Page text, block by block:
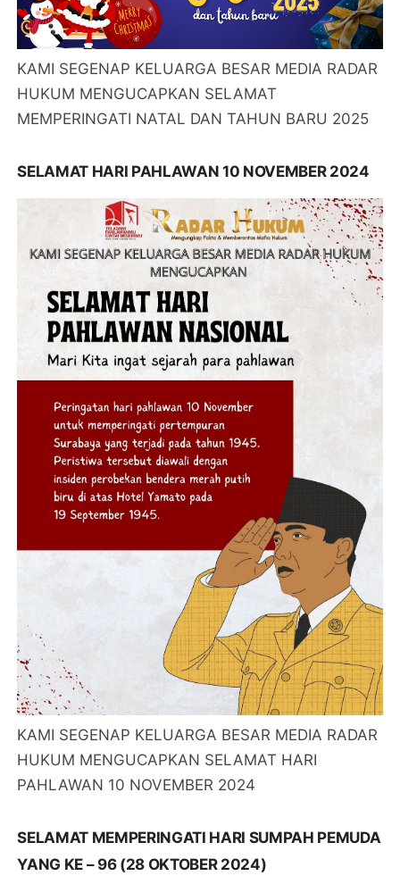
KAMI SEGENAP KELUARGA BESAR MEDIA RADAR
HUKUM MENGUCAPKAN SELAMAT
MEMPERINGATI NATAL DAN TAHUN BARU 2025
SELAMAT HARI PAHLAWAN 10 NOVEMBER 2024
KAMI SEGENAP KELUARGA BESAR MEDIA RADAR
HUKUM MENGUCAPKAN SELAMAT HARI
PAHLAWAN 10 NOVEMBER 2024
SELAMAT MEMPERINGATI HARI SUMPAH PEMUDA
YANG KE – 96 (28 OKTOBER 2024)